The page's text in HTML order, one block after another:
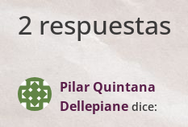
2 respuestas
Pilar Quintana
Dellepiane dice: